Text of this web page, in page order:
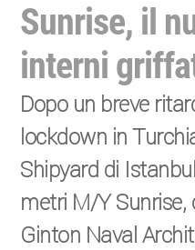
Sunrise, il
interni
Dopo un breve
lockdown in
Shipyard di
metri M/Y Sunrise,
Ginton Naval